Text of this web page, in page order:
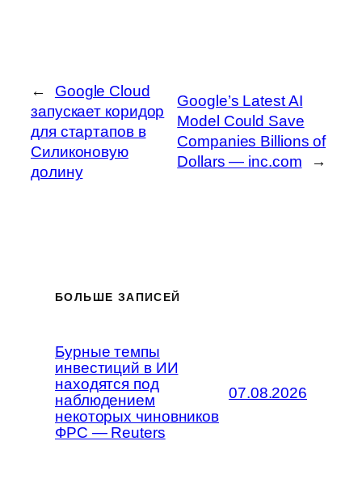
←
Google Cloud
запускает коридор
для стартапов в
Силиконовую
долину
Google’s Latest AI
Model Could Save
Companies Billions of
Dollars — inc.com
→
БОЛЬШЕ ЗАПИСЕЙ
Бурные темпы
инвестиций в ИИ
находятся под
наблюдением
некоторых чиновников
ФРС — Reuters
07.08.2026